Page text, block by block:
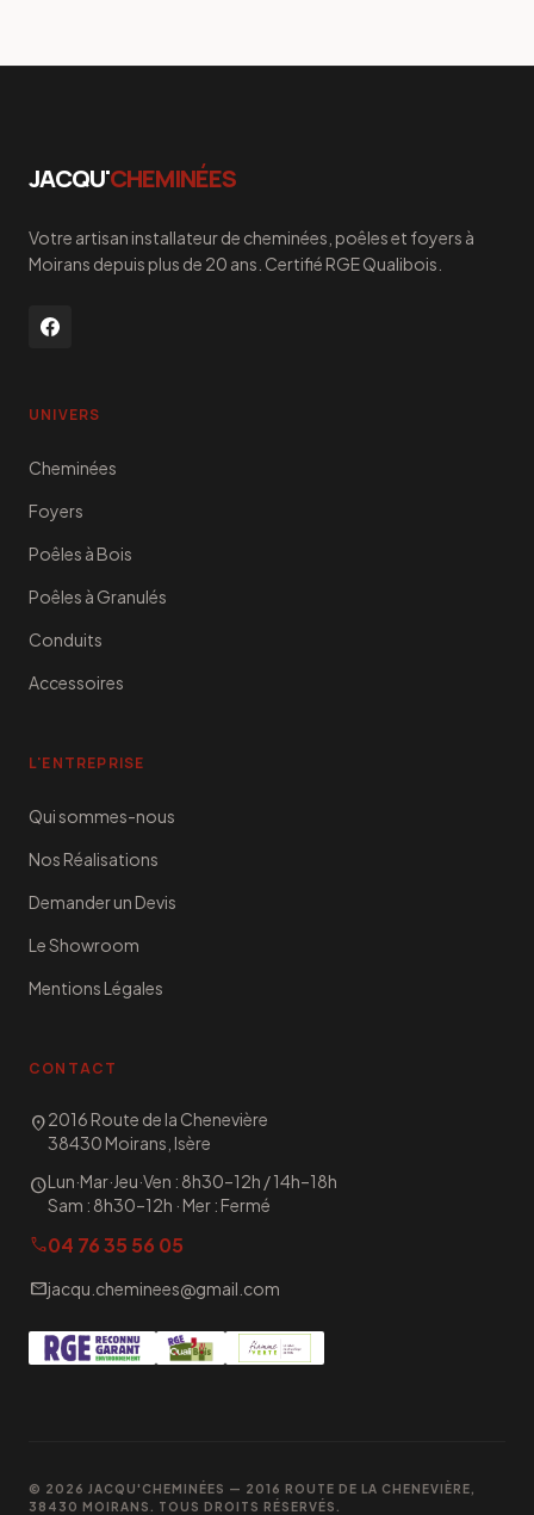
JACQU'CHEMINÉES
Votre artisan installateur de cheminées, poêles et foyers à
Moirans depuis plus de 20 ans. Certifié RGE Qualibois.
UNIVERS
Cheminées
Foyers
Poêles à Bois
Poêles à Granulés
Conduits
Accessoires
L'ENTREPRISE
Qui sommes-nous
Nos Réalisations
Demander un Devis
Le Showroom
Mentions Légales
CONTACT
location_on2016 Route de la Chenevière
38430 Moirans, Isère
scheduleLun·Mar·Jeu·Ven : 8h30–12h / 14h–18h
Sam : 8h30–12h · Mer : Fermé
call04 76 35 56 05
mailjacqu.cheminees@gmail.com
© 2026 JACQU'CHEMINÉES — 2016 ROUTE DE LA CHENEVIÈRE,
38430 MOIRANS. TOUS DROITS RÉSERVÉS.